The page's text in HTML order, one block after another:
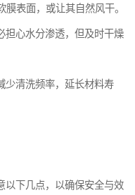
表面，或让其自然风干。
担心水分渗透，但及时干燥
少清洗频率，延长材料寿
以下几点，以确保安全与效